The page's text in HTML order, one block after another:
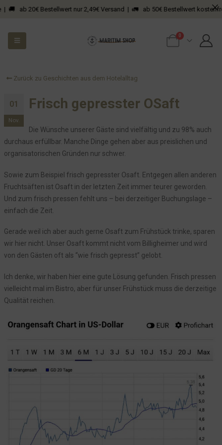
20€ Bestellwert nur 2,49€ Versand | 🚛 ab 50€ Bestellwert kostenfreier
0
Zurück zu Geschichten aus dem Hotelalltag
01
Nov.
Frisch gepresster OSaft
Die Wünsche unserer Gäste sind vielfältig und zu 98% auch
durchaus erfüllbar. Manche Dinge gehen aber aus preislichen und
organisatorischen Gründen nur schwer.
Sowie zum Beispiel frisch gepresster Osaft. Entgegen allen anderen
Fruchtsäften ist Osaft in der letzten Zeit immer teurer geworden.
Und zum frisch pressen fehlt uns – bei derzeitiger Buchungslage –
einfach die Zeit.
Gerade weil ich aber auch gerne Osaft zum Frühstück trinke, sparen
wir hier nicht. Unser Osaft kommt nicht vom Billigheimer und wird
von den Gästen oft als “wie frisch gepresst” gelobt.
Ich denke, wir haben hier eine gute Lösung gefunden. Frisch pressen
vielleicht mal im Bistro, aber für unser Frühstück muss die derzeitige
Qualität reichen.
Wie freundlich möchtest Du sein? Ja!
Hey, wir reisen dann halt einfach nicht an!
Des einen Freud, des anderen Leid
Gesucht: Wer kennt diesen Roller?
Business Toner
Pakete bitte da(!!!!!) hin...
Hoffen wir das Beste...
Das Quietschen und Hupen an der Straße...
Lisa
Gäste, die einfach Ar***l***** sind. Punkt.
Hallo liebe Mitarbeitenden Mitarbeiter (m, w, d, o. Ä.)
Schild wieder da
Nein. Wir möchten nicht! Wir brauchen keine Unterstützung bei der
Willkommen am Sankelmarker See – Dein Hotel inmitten einer
faszinierenden Geschichte
Fundstück der besonderen Art – oder: Manche Dinge will man
Unser Vertrag bei Octopusenergy
Obdachlose Überraschung am frühen Morgen im Bistro